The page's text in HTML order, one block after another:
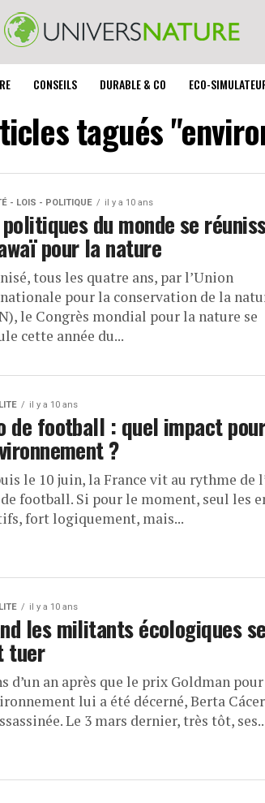
CONSEILS DURABLE & CO ECO-
tagués
- LOIS - POLITIQUE il y a 10 ans
du monde se
pour la nature
tous les quatre ans, par l’Union
pour la conservation de la
le Congrès mondial pour la nature se
cette année du...
il y a 10 ans
de football : quel impact pour
?
le 10 juin, la France vit au rythme de
de football. Si pour le moment, seul les
fort logiquement, mais...
il y a 10 ans
les militants écologiques se
tuer
d’un an après que le prix Goldman pour
lui a été décerné, Berta
Le 3 mars dernier, très tôt,